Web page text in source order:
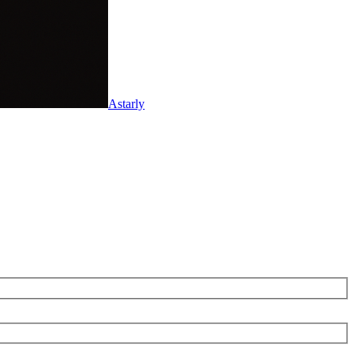
Astarly